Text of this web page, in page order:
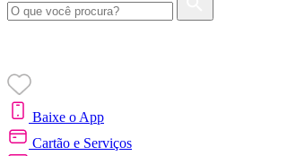
Baixe o App
Cartão e Serviços